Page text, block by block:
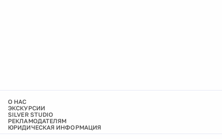
О НАС
ЭКСКУРСИИ
SILVER STUDIO
РЕКЛАМОДАТЕЛЯМ
ЮРИДИЧЕСКАЯ ИНФОРМАЦИЯ